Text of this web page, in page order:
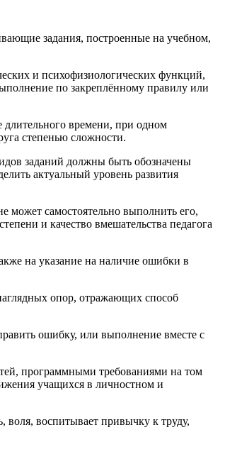
задания, построенные на учебном,
и психофизиологических функций,
по закреплённому правилу или
длительного времени, при одном
степенью сложности.
заданий должны быть обозначены
актуальный уровень развития
может самостоятельно выполнить его,
и качество вмешательства педагога
на указание на наличие ошибки в
опор, отражающих способ
ошибку, или выполнение вместе с
программными требованиями на том
учащихся в личностном и
воля, воспитывает привычку к труду,